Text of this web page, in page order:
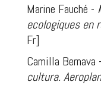
Marine Fauché -
ecologiques en
Fr]
Camilla Bernava -
cultura.